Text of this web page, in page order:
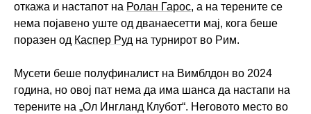
откажа и настапот на Ролан Гарос, а на терените се
нема појавено уште од дванаесетти мај, кога беше
поразен од Каспер Руд на турнирот во Рим.
Мусети беше полуфиналист на Вимблдон во 2024
година, но овој пат нема да има шанса да настапи на
терените на „Ол Ингланд Клубот“. Неговото место во